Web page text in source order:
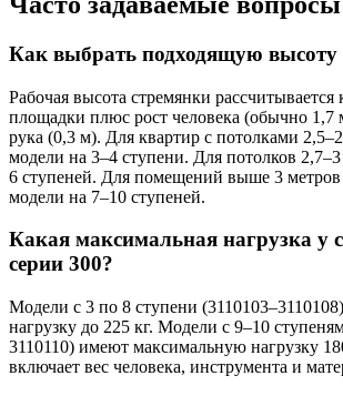
Как выбрать подходящую высоту
Рабочая высота стремянки рассчитывается
площадки плюс рост человека (обычно 1,7
рука (0,3 м). Для квартир с потолками
модели на 3–4 ступени. Для потолков
6 ступеней. Для помещений выше 3
модели на 7–10 ступеней.
Какая максимальная нагрузка у
серии 300?
Модели с 3 по 8 ступени
нагрузку до 225 кг. Модели с 9–10
3110110) имеют максимальную нагрузку
включает вес человека, инструмента и